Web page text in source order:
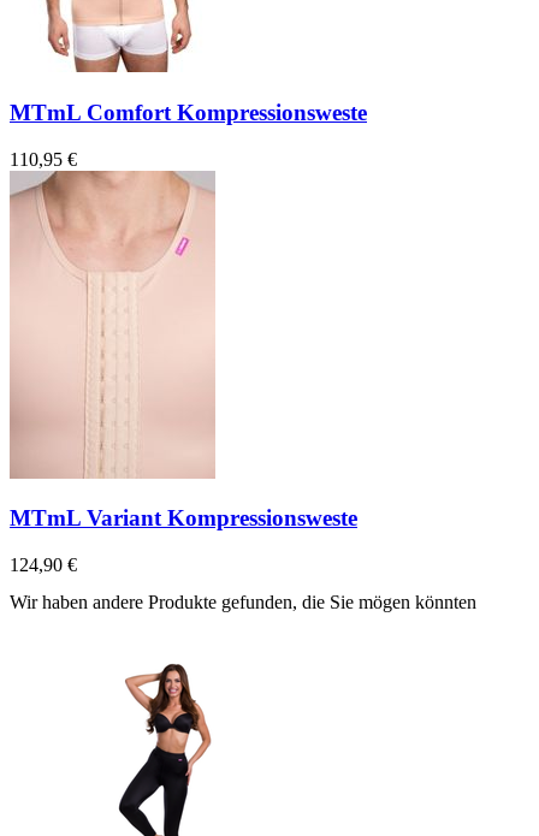
MTmL Comfort Kompressionsweste
110,95 €
MTmL Variant Kompressionsweste
124,90 €
Wir haben andere Produkte gefunden, die Sie mögen könnten